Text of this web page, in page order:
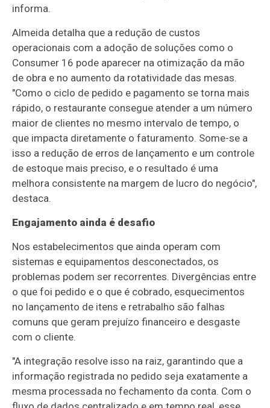
informa.
Almeida detalha que a redução de custos
operacionais com a adoção de soluções como o
Consumer 16 pode aparecer na otimização da mão
de obra e no aumento da rotatividade das mesas.
"Como o ciclo de pedido e pagamento se torna mais
rápido, o restaurante consegue atender a um número
maior de clientes no mesmo intervalo de tempo, o
que impacta diretamente o faturamento. Some-se a
isso a redução de erros de lançamento e um controle
de estoque mais preciso, e o resultado é uma
melhora consistente na margem de lucro do negócio",
destaca.
Engajamento ainda é desafio
Nos estabelecimentos que ainda operam com
sistemas e equipamentos desconectados, os
problemas podem ser recorrentes. Divergências entre
o que foi pedido e o que é cobrado, esquecimentos
no lançamento de itens e retrabalho são falhas
comuns que geram prejuízo financeiro e desgaste
com o cliente.
"A integração resolve isso na raiz, garantindo que a
informação registrada no pedido seja exatamente a
mesma processada no fechamento da conta. Com o